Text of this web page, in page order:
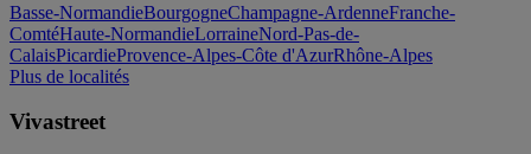
Basse-NormandieBourgogneChampagne-ArdenneFranche-
ComtéHaute-NormandieLorraineNord-Pas-de-
CalaisPicardieProvence-Alpes-Côte d'AzurRhône-Alpes
Plus de localités
Vivastreet